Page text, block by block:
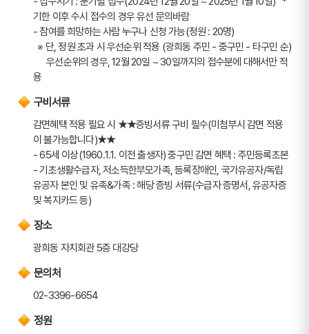
기한 이후 수시 접수의 경우 유선 문의바람
- 참여를 희망하는 사람 누구나 신청 가능(정원 : 20명)
  ※ 단, 정원 초과 시 우선순위 적용 (광희동 주민 - 중구민 - 타구민 순)
      우선순위의 경우, 12월 20일 ~ 30일까지의 접수분에 대해서만 적
용
구비서류
감면혜택 적용 필요 시 ★★증빙서류 구비 필수(미첨부시 감면 적용
이 불가능합니다)★★
- 65세 이상(1960.1.1. 이전 출생자) 중구민 감면 혜택 : 주민등록초본
- 기초생활수급자, 저소득한부모가족, 등록장애인, 국가유공자/독립
유공자 본인 및 유족&가족 : 해당 증빙 서류(수급자 증명서, 유공자증
및 복지카드 등)
장소
광희동 자치회관 5층 대강당
문의처
02-3396-6654
정원